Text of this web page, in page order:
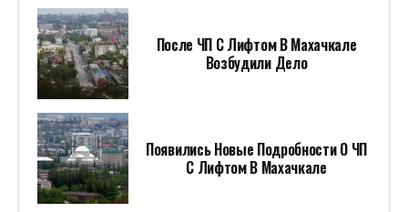
После ЧП С Лифтом В Махачкале
Возбудили Дело
Появились Новые Подробности О ЧП
С Лифтом В Махачкале